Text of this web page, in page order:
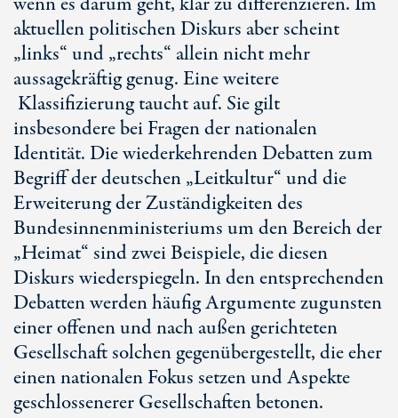
aktuellen politischen Diskurs aber scheint
„links“ und „rechts“ allein nicht mehr
aussagekräftig genug. Eine weitere
Klassifizierung taucht auf. Sie gilt
insbesondere bei Fragen der nationalen
Identität. Die wiederkehrenden Debatten zum
Begriff der deutschen „Leitkultur“ und die
Erweiterung der Zuständigkeiten des
Bundesinnenministeriums um den Bereich der
„Heimat“ sind zwei Beispiele, die diesen
Diskurs wiederspiegeln. In den entsprechenden
Debatten werden häufig Argumente zugunsten
einer offenen und nach außen gerichteten
Gesellschaft solchen gegenübergestellt, die eher
einen nationalen Fokus setzen und Aspekte
geschlossenerer Gesellschaften betonen.